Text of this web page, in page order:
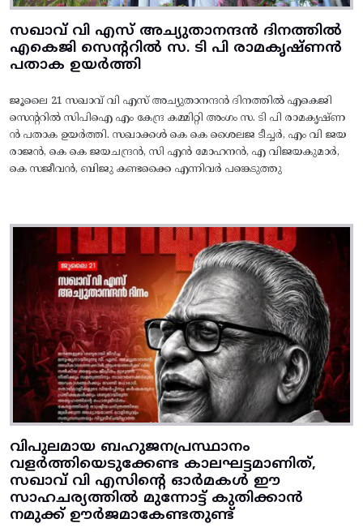
സഖാവ് വി എസ് അച്യുതാനന്ദൻ ദിനത്തിൽ
എകെജി സെന്ററിൽ സ. ടി പി രാമകൃഷ്‌ണൻ
പതാക ഉയർത്തി
ജൂലൈ 21 സഖാവ് വി എസ് അച്യുതാനന്ദൻ ദിനത്തിൽ എകെജി
സെന്ററിൽ സിപിഐ എം കേന്ദ്ര കമ്മിറ്റി അംഗം സ. ടി പി രാമകൃഷ്‌ണ
ൻ പതാക ഉയർത്തി. സഖാക്കൾ കെ കെ ശൈലജ ടീച്ചർ, എം വി ജയ
രാജൻ, കെ കെ ജയചന്ദ്രൻ, സി എൻ മോഹനൻ, എ വിജയകുമാർ,
കെ സജീവൻ, ബിജു കണ്ടക്കൈ എന്നിവർ പങ്കെടുത്തു
വിപുലമായ ബഹുജനപ്രസ്ഥാനം
വളർത്തിയെടുക്കേണ്ട കാലഘട്ടമാണിത്,
സഖാവ് വി എസിന്റെ ഓർമകൾ ഈ
സാഹചര്യത്തിൽ മുന്നോട്ട്‌ കുതിക്കാൻ
നമുക്ക് ഊർജമാകേണ്ടതുണ്ട്